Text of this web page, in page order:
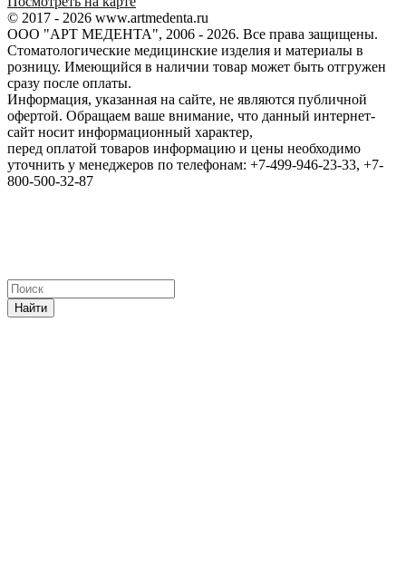
© 2017 - 2026 www.artmedenta.ru
ООО "АРТ МЕДЕНТА", 2006 - 2026. Все права защищены.
Стоматологические медицинские изделия и материалы в
розницу. Имеющийся в наличии товар может быть отгружен
сразу после оплаты.
Информация, указанная на сайте, не являются публичной
офертой. Обращаем ваше внимание, что данный интернет-
сайт носит информационный характер,
перед оплатой товаров информацию и цены необходимо
уточнить у менеджеров по телефонам: +7-499-946-23-33, +7-
800-500-32-87
Найти